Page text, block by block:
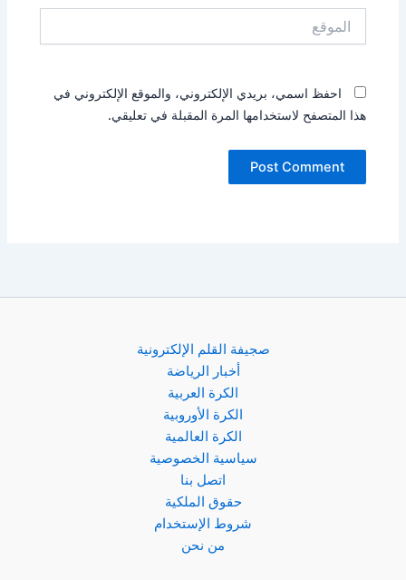
احفظ اسمي، بريدي الإلكتروني، والموقع الإلكتروني في
هذا المتصفح لاستخدامها المرة المقبلة في تعليقي.
صجيفة القلم الإلكترونية
أخبار الرياضة
الكرة العربية
الكرة الأوروبية
الكرة العالمية
سياسية الخصوصية
اتصل بنا
حقوق الملكية
شروط الإستخدام
من نحن